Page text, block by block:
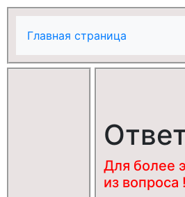
Главная страница
Для более
из вопроса